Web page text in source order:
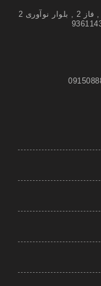
ایران , چناران , شهرک صنعتی چناران , فاز 2 , بلوار نوآوری 2